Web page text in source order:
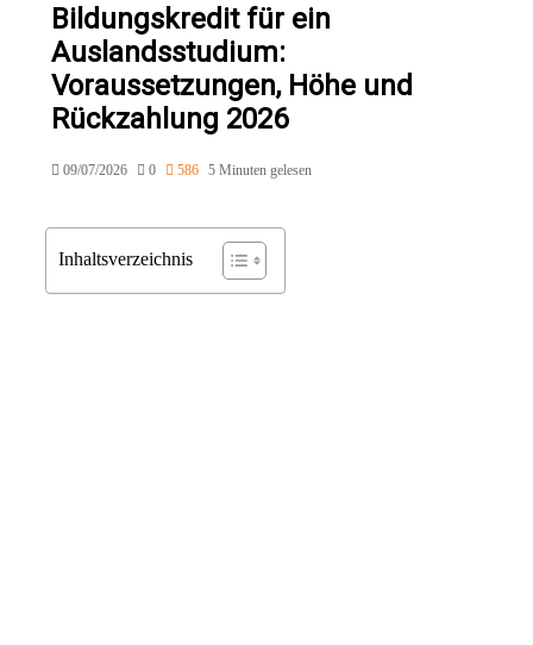
Bildungskredit für ein
Auslandsstudium:
Voraussetzungen, Höhe und
Rückzahlung 2026
09/07/2026 0 586 5 Minuten gelesen
Inhaltsverzeichnis